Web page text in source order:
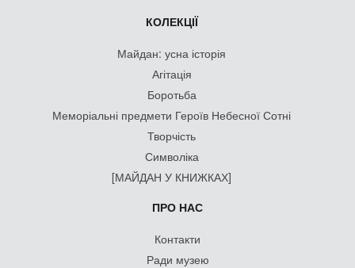
КОЛЕКЦІЇ
Майдан: усна історія
Агітація
Боротьба
Меморіальні предмети Героїв Небесної Сотні
Творчість
Символіка
[МАЙДАН У КНИЖКАХ]
ПРО НАС
Контакти
Ради музею